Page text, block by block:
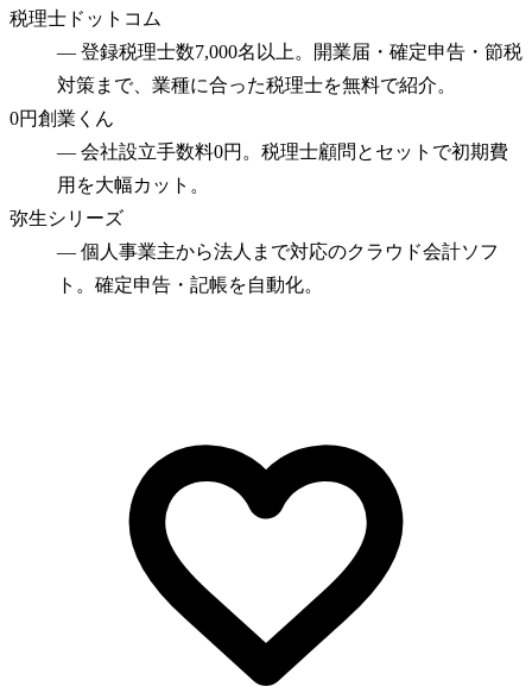
税理士ドットコム
— 登録税理士数7,000名以上。開業届・確定申告・節税
対策まで、業種に合った税理士を無料で紹介。
0円創業くん
— 会社設立手数料0円。税理士顧問とセットで初期費
用を大幅カット。
弥生シリーズ
— 個人事業主から法人まで対応のクラウド会計ソフ
ト。確定申告・記帳を自動化。